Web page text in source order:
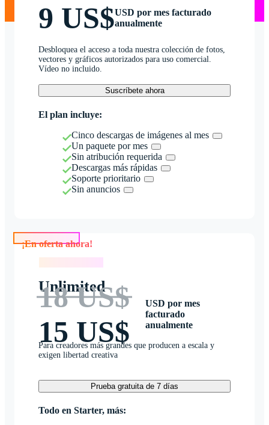
9 US$USD por mes facturado
anualmente
Desbloquea el acceso a toda nuestra colección de fotos,
vectores y gráficos autorizados para uso comercial.
Vídeo no incluido.
Suscríbete ahora
El plan incluye:
Cinco descargas de imágenes al mes
Un paquete por mes
Sin atribución requerida
Descargas más rápidas
Soporte prioritario
Sin anuncios
Unlimited
18 US$
15 US$
USD por mes
facturado
anualmente
Para creadores más grandes que producen a escala y
exigen libertad creativa
Prueba gratuita de 7 días
Todo en Starter, más: